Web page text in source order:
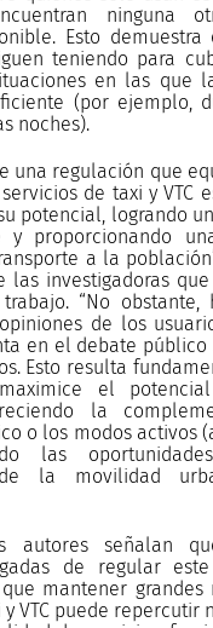
ninguna
Esto
teniendo para
en las que
(por ejemplo,
noches).
una regulación que
de taxi y VTC
potencial, logrando
y proporcionando
a la
las investigadoras
“No
de los
en el debate
Esto resulta
el
la
o los modos activos
las
la movilidad
autores señalan
de regular
mantener
VTC puede repercutir